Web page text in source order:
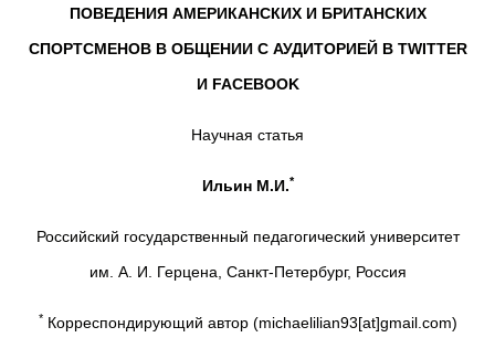
ПОВЕДЕНИЯ АМЕРИКАНСКИХ И БРИТАНСКИХ
СПОРТСМЕНОВ В ОБЩЕНИИ С АУДИТОРИЕЙ В TWITTER
И FACEBOOK
Научная статья
Ильин М.И.*
Российский государственный педагогический университет
им. А. И. Герцена, Санкт-Петербург, Россия
*Корреспондирующий автор (michaelilian93[at]gmail.com)